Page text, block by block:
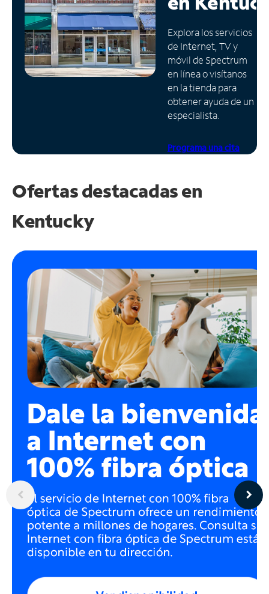
Administrar
cuenta
Encuentra
una
tienda
Explora los servicios
de Internet, TV y
móvil de Spectrum
en línea o visítanos
en la tienda para
obtener ayuda de un
especialista.
Programa una cita
Ofertas destacadas en
Kentucky